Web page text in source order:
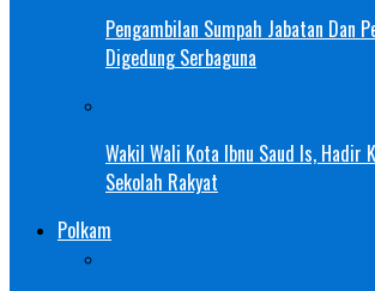
Pengambilan Sumpah Jabatan Dan
Digedung Serbaguna
Wakil Wali Kota Ibnu Saud Is, Hadir
Sekolah Rakyat
Polkam